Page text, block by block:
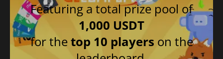
Featuring a total prize pool of
1,000 USDT
for thetop 10 players on the